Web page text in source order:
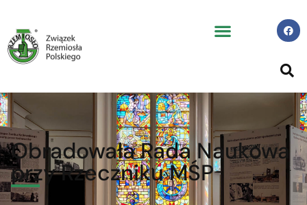
Obradowała Rada Naukowa
przy Rzeczniku MŚP